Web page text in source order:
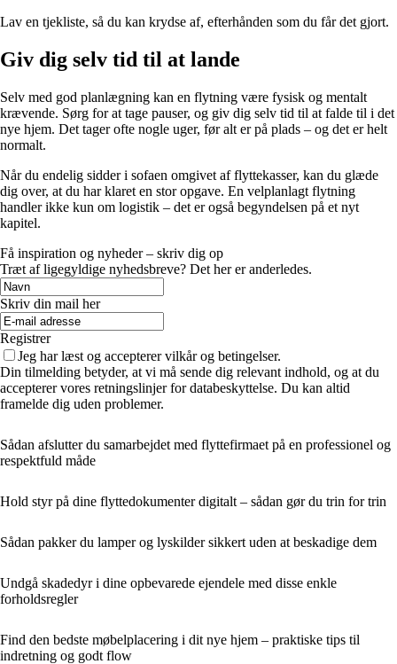
Lav en tjekliste, så du kan krydse af, efterhånden som du får det gjort.
Giv dig selv tid til at lande
Selv med god planlægning kan en flytning være fysisk og mentalt
krævende. Sørg for at tage pauser, og giv dig selv tid til at falde til i det
nye hjem. Det tager ofte nogle uger, før alt er på plads – og det er helt
normalt.
Når du endelig sidder i sofaen omgivet af flyttekasser, kan du glæde
dig over, at du har klaret en stor opgave. En velplanlagt flytning
handler ikke kun om logistik – det er også begyndelsen på et nyt
kapitel.
Få inspiration og nyheder – skriv dig op
Træt af ligegyldige nyhedsbreve? Det her er anderledes.
Skriv din mail her
Registrer
Jeg har læst og accepterer vilkår og betingelser.
Din tilmelding betyder, at vi må sende dig relevant indhold, og at du
accepterer vores retningslinjer for databeskyttelse. Du kan altid
framelde dig uden problemer.
Sådan afslutter du samarbejdet med flyttefirmaet på en professionel og
respektfuld måde
Hold styr på dine flyttedokumenter digitalt – sådan gør du trin for trin
Sådan pakker du lamper og lyskilder sikkert uden at beskadige dem
Undgå skadedyr i dine opbevarede ejendele med disse enkle
forholdsregler
Find den bedste møbelplacering i dit nye hjem – praktiske tips til
indretning og godt flow